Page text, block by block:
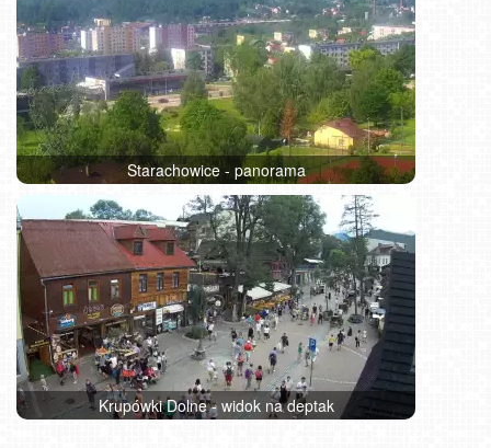
Starachowice - panorama
Krupówki Dolne - widok na deptak